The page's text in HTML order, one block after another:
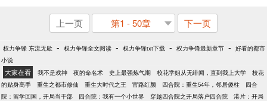
上一页 第1 - 50章 下一页
权力争锋 东流无歇 - 权力争锋全文阅读 - 权力争锋txt下载 - 权力争锋最新章节 - 好看的都市
小说
大家在看 我不是戏神 夜的命名术 史上最强炼气期 校花学姐从无绯闻，直到我上大学
校花
的贴身高手
重生之都市修仙 重生大时代之王 官路红颜 四合院：重生54年，邻居傻柱
四合
院：留学回国，开局当干部
四合院：我有一个小世界 穿越四合院之开局落户四合院
港片：开局